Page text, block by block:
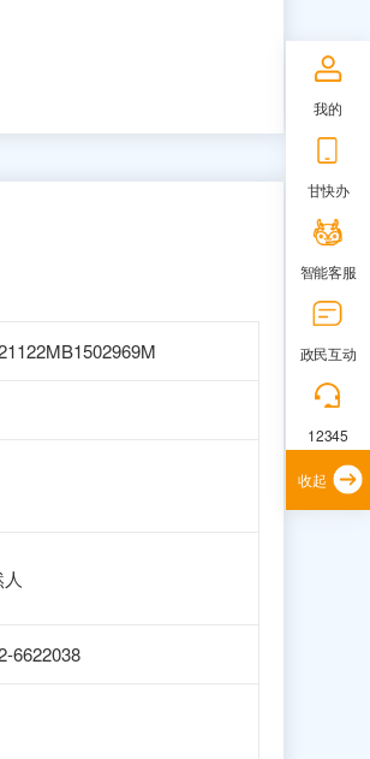
6622038
我的
甘快办
智能客服
政民互动
12345
收起